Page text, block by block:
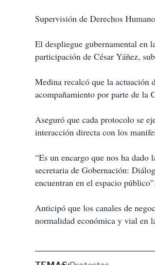
Supervisión de Derechos
El despliegue gubernamental en
participación de César Yáñez,
Medina recalcó que la actuación
acompañamiento por parte de la
Aseguró que cada protocolo se
interacción directa con los
“Es un encargo que nos ha
secretaria de Gobernación:
encuentran en el espacio público”.
Anticipó que los canales de
normalidad económica y vial en